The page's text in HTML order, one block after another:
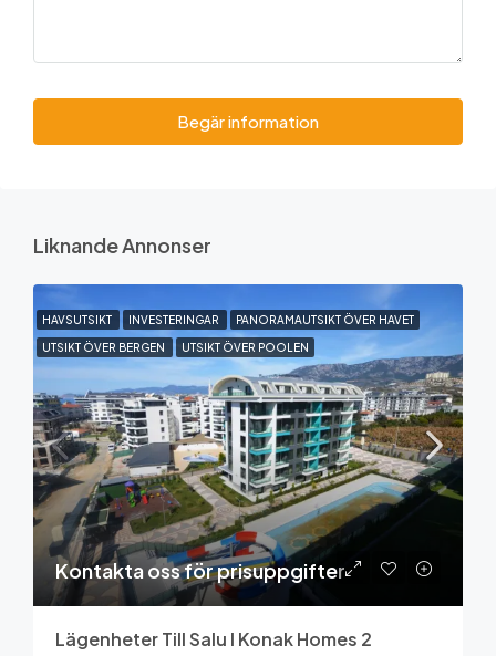
Begär information
Liknande Annonser
HAVSUTSIKT INVESTERINGAR PANORAMAUTSIKT ÖVER HAVET
UTSIKT ÖVER BERGEN UTSIKT ÖVER POOLEN
Kontakta oss för prisuppgifter
Lägenheter Till Salu I Konak Homes 2